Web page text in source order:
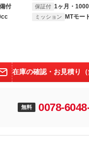
付 保証付 1ヶ月・
ミッション MTモー
在庫の確認・お見積り（
無料 0078-